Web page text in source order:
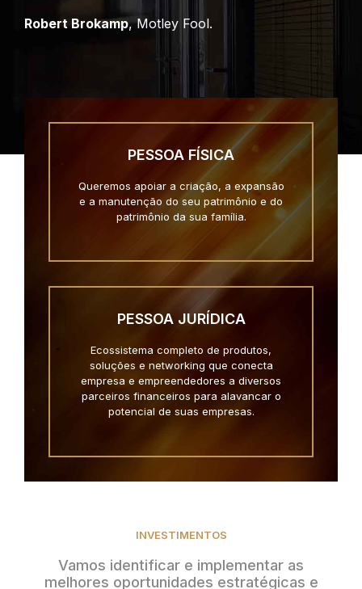
Robert Brokamp, Motley Fool.
PESSOA FÍSICA
Queremos apoiar a criação, a expansão
e a manutenção do seu patrimônio e do
patrimônio da sua família.
PESSOA JURÍDICA
Ecossistema completo de produtos,
soluções e networking que conecta
empresa e empreendedores a diversos
parceiros financeiros para alavancar o
potencial de suas empresas.
INVESTIMENTOS
Vamos identificar e implementar as
melhores oportunidades estratégicas e